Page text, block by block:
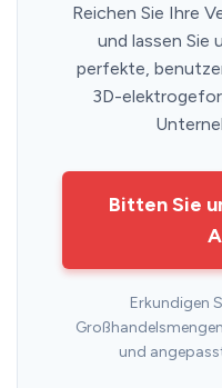
Reichen Sie Ihre
und lassen Sie
perfekte,
3D-
Bitten Sie
Erkundigen
und